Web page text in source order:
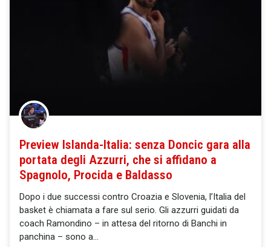
Preview Islanda-Italia: senza Doncic gara alla
portata degli Azzurri, che si affidano a
Spagnolo, Procida e Baldasso
Dopo i due successi contro Croazia e Slovenia, l’Italia del
basket è chiamata a fare sul serio. Gli azzurri guidati da
coach Ramondino – in attesa del ritorno di Banchi in
panchina – sono a